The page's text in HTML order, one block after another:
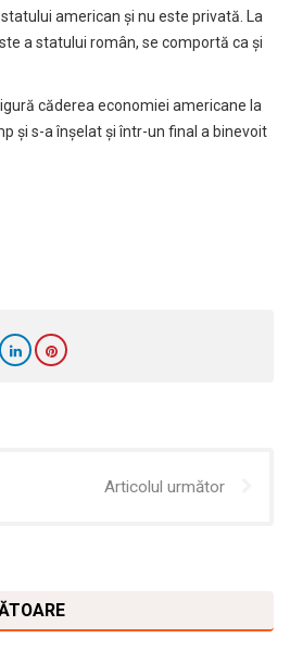
american și nu este privată. La
a statului român, se comportă ca și
căderea economiei americane la
și s-a înșelat și într-un final a binevoit
Articolul următor